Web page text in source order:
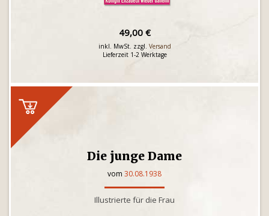
49,00 €
inkl. MwSt. zzgl. Versand
Lieferzeit 1-2 Werktage
Die junge Dame
vom 30.08.1938
Illustrierte für die Frau